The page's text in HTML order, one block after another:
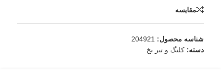
مقایسه
شناسه محصول: 204921
دسته: کلنگ و تبر یخ